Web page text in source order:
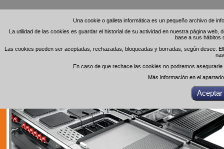
Una cookie o galleta informática es un pequeño archivo de
La utilidad de las cookies es guardar el historial de su actividad en nuestra página
base a sus hábitos
Las cookies pueden ser aceptadas, rechazadas, bloqueadas y borradas, según desee.
En caso de que rechace las cookies no podremos
Más información en el
Una cookie o galleta informática es un pequeño archivo de
La utilidad de las cookies es guardar el historial de su actividad en nuestra página
base a sus hábitos
Las cookies pueden ser aceptadas, rechazadas, bloqueadas y borradas, según desee.
En caso de que rechace las cookies no podremos
Más información en el